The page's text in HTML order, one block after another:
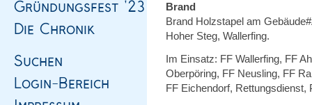
Brand
Brand Holzstapel am
Hoher Steg, Wallerfing.
Im Einsatz: FF Wallerfing, FF
Oberpöring, FF Neusling, FF
FF Eichendorf, Rettungsdienst,